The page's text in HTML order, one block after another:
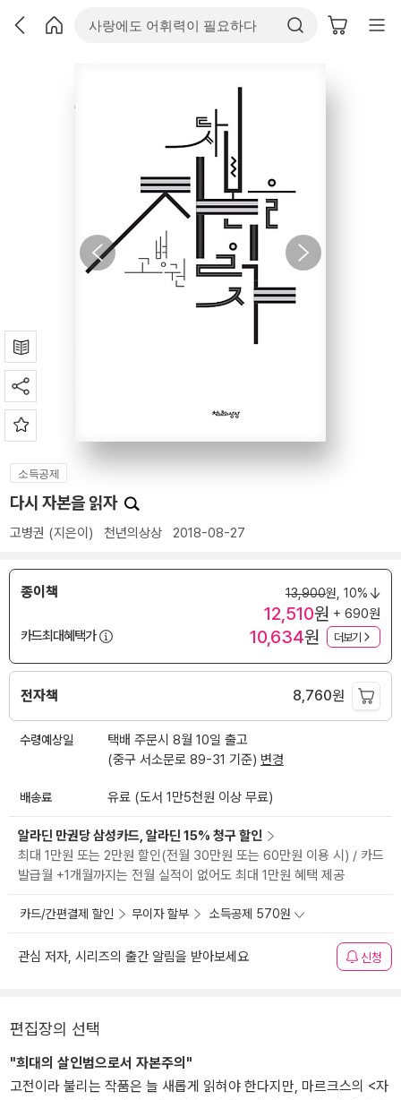
소득공제
다시 자본을 읽자
고병권 (지은이) 천년의상상 2018-08-27
종이책 13,900원, 10%
12,510원 + 690원
카드최대혜택가
10,634원 더보기
전자책 8,760원
수령예상일
택배 주문시 8월 10일 출고
(중구 서소문로 89-31 기준) 변경
배송료 유료 (도서 1만5천원 이상 무료)
알라딘 만권당 삼성카드, 알라딘 15% 청구 할인
최대 1만원 또는 2만원 할인(전월 30만원 또는 60만원 이용 시) / 카드
발급월 +1개월까지는 전월 실적이 없어도 최대 1만원 혜택 제공
카드/간편결제 할인 무이자 할부 소득공제 570원
관심 저자, 시리즈의 출간 알림을 받아보세요 신청
편집장의 선택
"희대의 살인범으로서 자본주의"
고전이라 불리는 작품은 늘 새롭게 읽혀야 한다지만, 마르크스의 <자